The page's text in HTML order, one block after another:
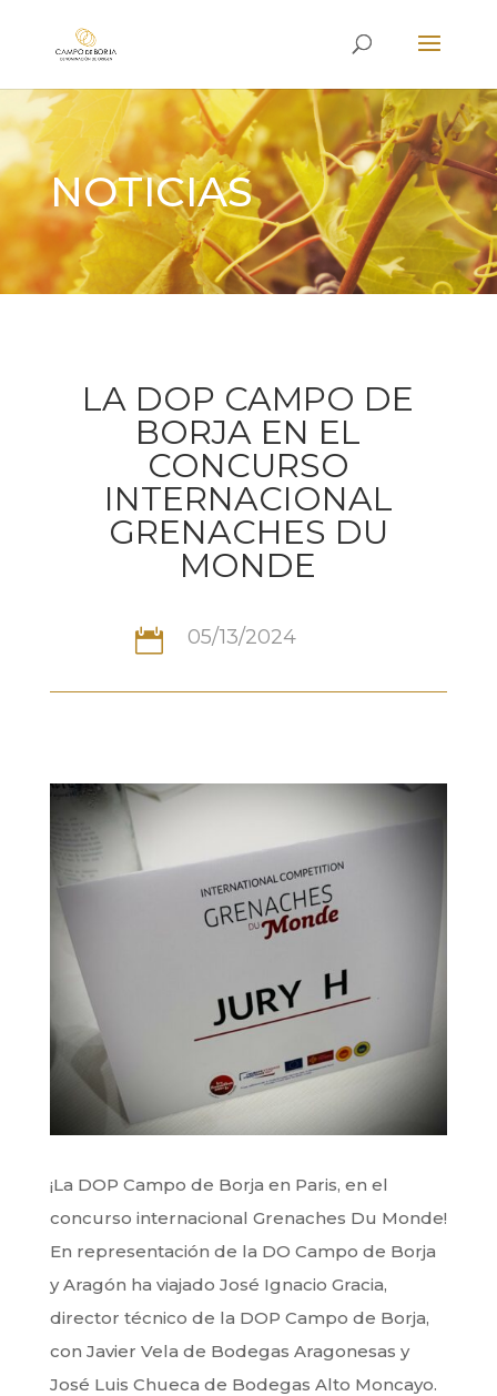
NOTICIAS
LA DOP CAMPO DE
BORJA EN EL
CONCURSO
INTERNACIONAL
GRENACHES DU
MONDE
 05/13/2024
¡La DOP Campo de Borja en Paris, en el
concurso internacional Grenaches Du Monde!
En representación de la DO Campo de Borja
y Aragón ha viajado José Ignacio Gracia,
director técnico de la DOP Campo de Borja,
con Javier Vela de Bodegas Aragonesas y
José Luis Chueca de Bodegas Alto Moncayo.